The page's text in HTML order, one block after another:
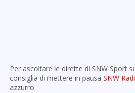
Per ascoltare le dirette di SNW Sport
consiglia di mettere in pausa SNW
azzurro